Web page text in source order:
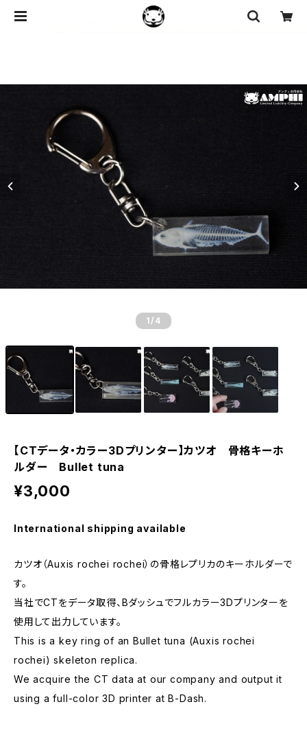
1 /4
【CTデータ・カラー3Dプリンター】カツオ 骨格キーホ
ルダー Bullet tuna
¥3,000
International shipping available
カツオ（Auxis rochei rochei）の骨格レプリカのキーホルダーで
す。
当社でCTをデータ取得、Bダッシュでフルカラー3Dプリンターを
使用して出力しています。
This is a key ring of an Bullet tuna (Auxis rochei
rochei) skeleton replica.
We acquire the CT data at our company and output it
using a full-color 3D printer at B-Dash.